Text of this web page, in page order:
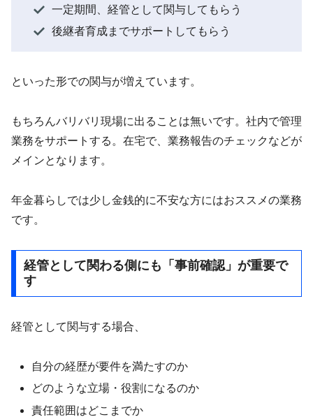
一定期間、経管として関与してもらう
後継者育成までサポートしてもらう
といった形での関与が増えています。
もちろんバリバリ現場に出ることは無いです。社内で管理
業務をサポートする。在宅で、業務報告のチェックなどが
メインとなります。
年金暮らしでは少し金銭的に不安な方にはおススメの業務
です。
経管として関わる側にも「事前確認」が重要で
す
経管として関与する場合、
自分の経歴が要件を満たすのか
どのような立場・役割になるのか
責任範囲はどこまでか